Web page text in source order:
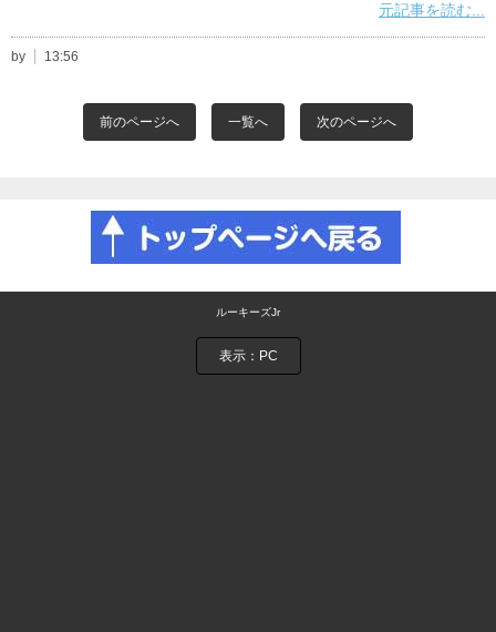
元記事を読む...
by 13:56
前のページへ 一覧へ 次のページへ
ルーキーズJr
表示：PC